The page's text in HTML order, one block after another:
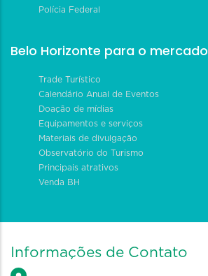
Polícia Federal
Belo Horizonte para o mercado
Trade Turístico
Calendário Anual de Eventos
Doação de mídias
Equipamentos e serviços
Materiais de divulgação
Observatório do Turismo
Principais atrativos
Venda BH
Informações de Contato